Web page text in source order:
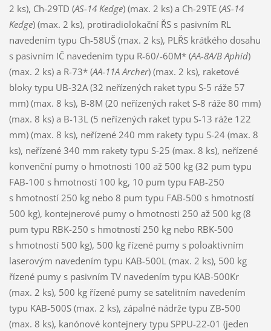
2 ks), Ch-29TD (AS-14 Kedge) (max. 2 ks) a Ch-29TE (AS-14
Kedge) (max. 2 ks), protiradiolokační ŘS s pasivním RL
navedením typu Ch-58UŠ (max. 2 ks), PLŘS krátkého dosahu
s pasivním IČ navedením typu R-60/-60M* (AA-8A/B Aphid)
(max. 2 ks) a R-73* (AA-11A Archer) (max. 2 ks), raketové
bloky typu UB-32A (32 neřízených raket typu S-5 ráže 57
mm) (max. 8 ks), B-8M (20 neřízených raket S-8 ráže 80 mm)
(max. 8 ks) a B-13L (5 neřízených raket typu S-13 ráže 122
mm) (max. 8 ks), neřízené 240 mm rakety typu S-24 (max. 8
ks), neřízené 340 mm rakety typu S-25 (max. 8 ks), neřízené
konvenční pumy o hmotnosti 100 až 500 kg (32 pum typu
FAB-100 s hmotností 100 kg, 10 pum typu FAB-250
s hmotností 250 kg nebo 8 pum typu FAB-500 s hmotností
500 kg), kontejnerové pumy o hmotnosti 250 až 500 kg (8
pum typu RBK-250 s hmotností 250 kg nebo RBK-500
s hmotností 500 kg), 500 kg řízené pumy s poloaktivním
laserovým navedením typu KAB-500L (max. 2 ks), 500 kg
řízené pumy s pasivním TV navedením typu KAB-500Kr
(max. 2 ks), 500 kg řízené pumy se satelitním navedením
typu KAB-500S (max. 2 ks), zápalné nádrže typu ZB-500
(max. 8 ks), kanónové kontejnery typu SPPU-22-01 (jeden